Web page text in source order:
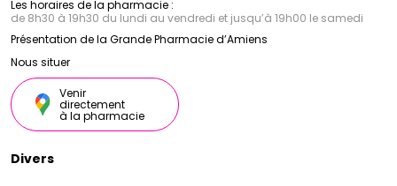
Les horaires de la pharmacie :
de 8h30 à 19h30 du lundi au vendredi et jusqu’à 19h00 le samedi
Présentation de la Grande Pharmacie d’Amiens
Nous situer
Venir
directement
à la pharmacie
Divers